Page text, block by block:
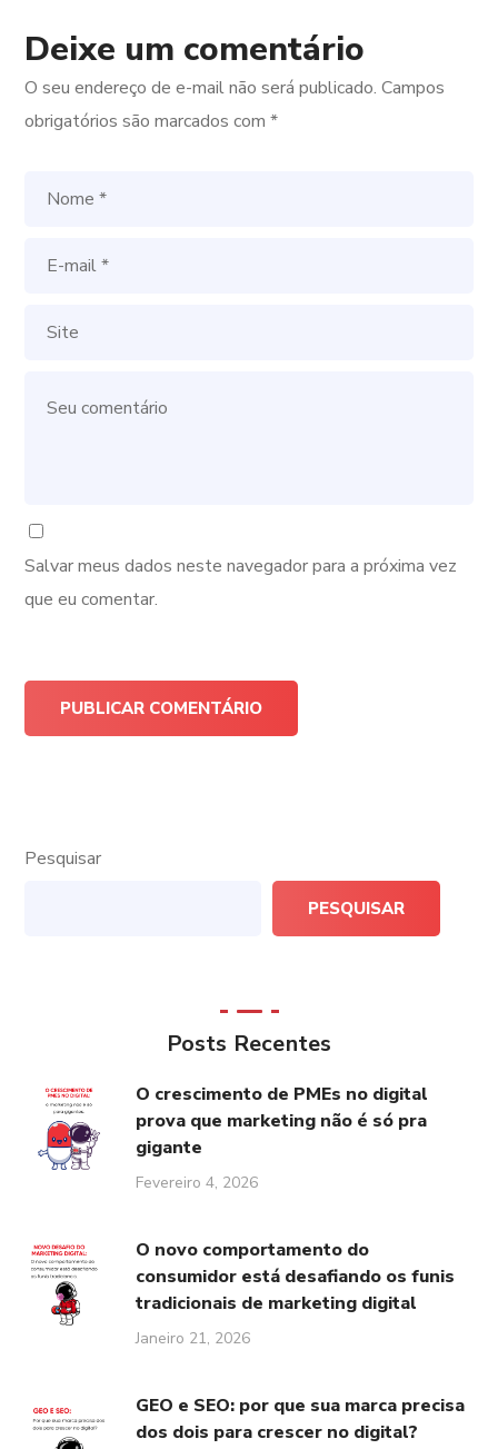
Deixe um comentário
O seu endereço de e-mail não será publicado. Campos
obrigatórios são marcados com*
Salvar meus dados neste navegador para a próxima vez
que eu comentar.
Pesquisar
PESQUISAR
Posts Recentes
O crescimento de PMEs no digital
prova que marketing não é só pra
gigante
Fevereiro 4, 2026
O novo comportamento do
consumidor está desafiando os funis
tradicionais de marketing digital
Janeiro 21, 2026
GEO e SEO: por que sua marca precisa
dos dois para crescer no digital?